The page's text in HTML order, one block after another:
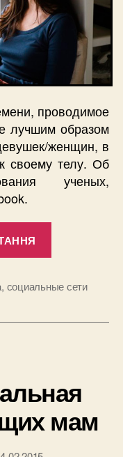
проводимое
лучшим образом
женщин, в
своему телу. Об
ученых,
за
, социальные сети
мам